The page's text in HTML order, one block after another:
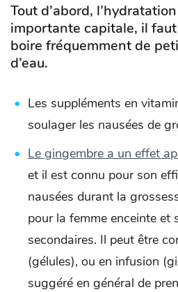
Tout d’abord,
importante capitale, il faut
boire fréquemment de
d’eau.
Les suppléments en
soulager les nausées de
Le gingembre a un effet
et il est connu pour son
nausées durant la
pour la femme enceinte et
secondaires. Il peut être
(gélules), ou en infusion
suggéré en général de